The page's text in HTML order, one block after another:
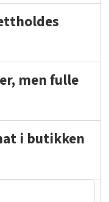
men fulle
i butikken